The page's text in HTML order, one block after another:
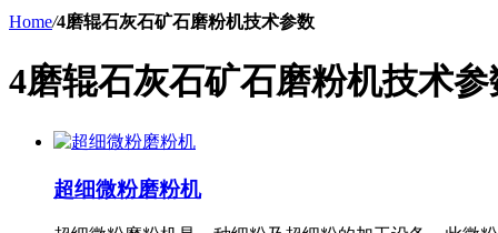
Home/4磨辊石灰石矿石磨粉机技术参数
4磨辊石灰石矿石磨粉机技术参
超细微粉磨粉机